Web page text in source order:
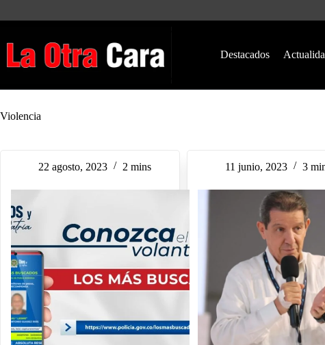
Destacados
Violencia
22 agosto, 2023 2 mins 11 junio, 2023 3